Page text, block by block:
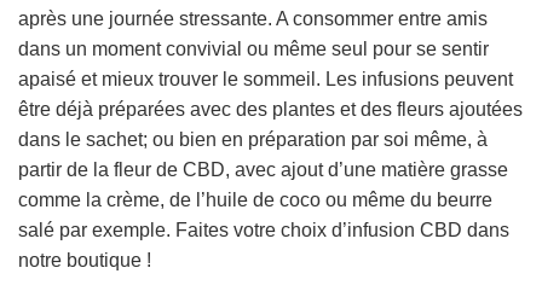
après une journée stressante. A consommer entre amis
dans un moment convivial ou même seul pour se sentir
apaisé et mieux trouver le sommeil. Les infusions peuvent
être déjà préparées avec des plantes et des fleurs ajoutées
dans le sachet; ou bien en préparation par soi même, à
partir de la fleur de CBD, avec ajout d’une matière grasse
comme la crème, de l’huile de coco ou même du beurre
salé par exemple. Faites votre choix d’infusion CBD dans
notre boutique !